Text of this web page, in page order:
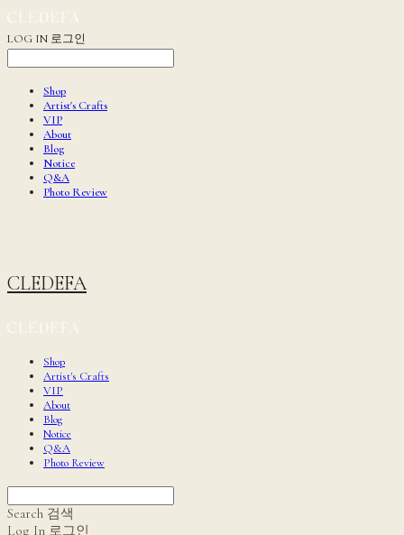
LOG IN 로그인
Shop
Artist's Crafts
VIP
About
Blog
Notice
Q&A
Photo Review
CLEDEFA
Shop
Artist's Crafts
VIP
About
Blog
Notice
Q&A
Photo Review
Search 검색
Log In 로그인